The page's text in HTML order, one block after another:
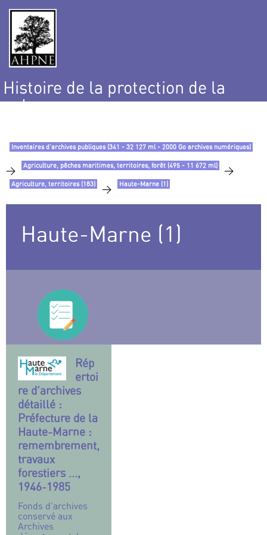
Histoire de la protection de la
nature
Inventaires d’archives publiques (341 - 32 127 ml - 2000 Go archives numériques)
> Agriculture, pêches maritimes, territoires, forêt (495 - 11 672 ml) >
Agriculture, territoires (183) > Haute-Marne (1)
Haute-Marne (1)
Rép
ertoi
re d’archives
détaillé :
Préfecture de la
Haute-Marne :
remembrement,
travaux
forestiers ...,
1946-1985
Fonds d’archives
conservé aux
Archives